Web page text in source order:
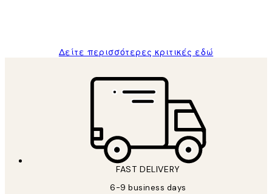
Δείτε περισσότερες κριτικές εδώ
FAST DELIVERY
6-9 business days